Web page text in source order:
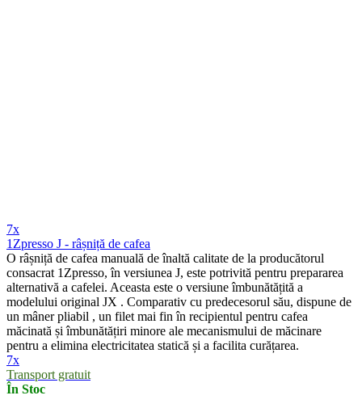
7x
1Zpresso J - râșniță de cafea
O râșniță de cafea manuală de înaltă calitate de la producătorul
consacrat 1Zpresso, în versiunea J, este potrivită pentru prepararea
alternativă a cafelei. Aceasta este o versiune îmbunătățită a
modelului original JX . Comparativ cu predecesorul său, dispune de
un mâner pliabil , un filet mai fin în recipientul pentru cafea
măcinată și îmbunătățiri minore ale mecanismului de măcinare
pentru a elimina electricitatea statică și a facilita curățarea.
7x
Transport gratuit
În Stoc